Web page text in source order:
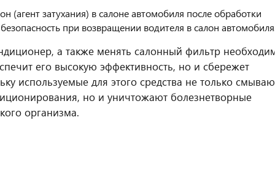
(агент затухания) в салоне автомобиля после обработки
при возвращении водителя в салон
а также менять салонный фильтр
его высокую эффективность, но и сбережет
используемые для этого средства не только
но и уничтожают болезнетворные
организма.